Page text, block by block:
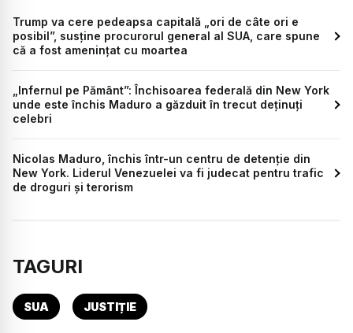
Trump va cere pedeapsa capitală „ori de câte ori e
posibil”, susține procurorul general al SUA, care spune
că a fost amenințat cu moartea
„Infernul pe Pământ”: Închisoarea federală din New York
unde este închis Maduro a găzduit în trecut deținuți
celebri
Nicolas Maduro, închis într-un centru de detenție din
New York. Liderul Venezuelei va fi judecat pentru trafic
de droguri și terorism
TAGURI
SUA JUSTIȚIE